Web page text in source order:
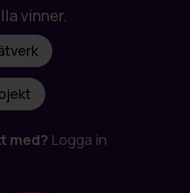
vinner.
med? Logga in